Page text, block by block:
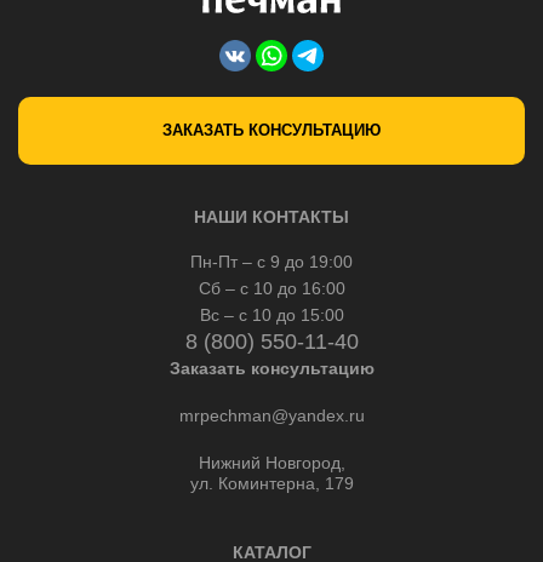
ЗАКАЗАТЬ КОНСУЛЬТАЦИЮ
НАШИ КОНТАКТЫ
Пн-Пт – с 9 до 19:00
Сб – с 10 до 16:00
Вс – с 10 до 15:00
8 (800) 550-11-40
Заказать консультацию
mrpechman@yandex.ru
Нижний Новгород,
ул. Коминтерна, 179
КАТАЛОГ